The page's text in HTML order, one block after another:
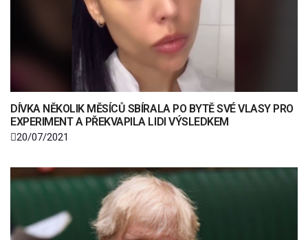
DÍVKA NĚKOLIK MĚSÍCŮ SBÍRALA PO BYTĚ SVÉ VLASY PRO
EXPERIMENT A PŘEKVAPILA LIDI VÝSLEDKEM
20/07/2021